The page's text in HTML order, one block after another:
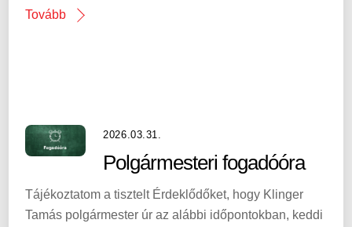
Tovább
2026.03.31.
Polgármesteri fogadóóra
Tájékoztatom a tisztelt Érdeklődőket, hogy Klinger
Tamás polgármester úr az alábbi időpontokban, keddi